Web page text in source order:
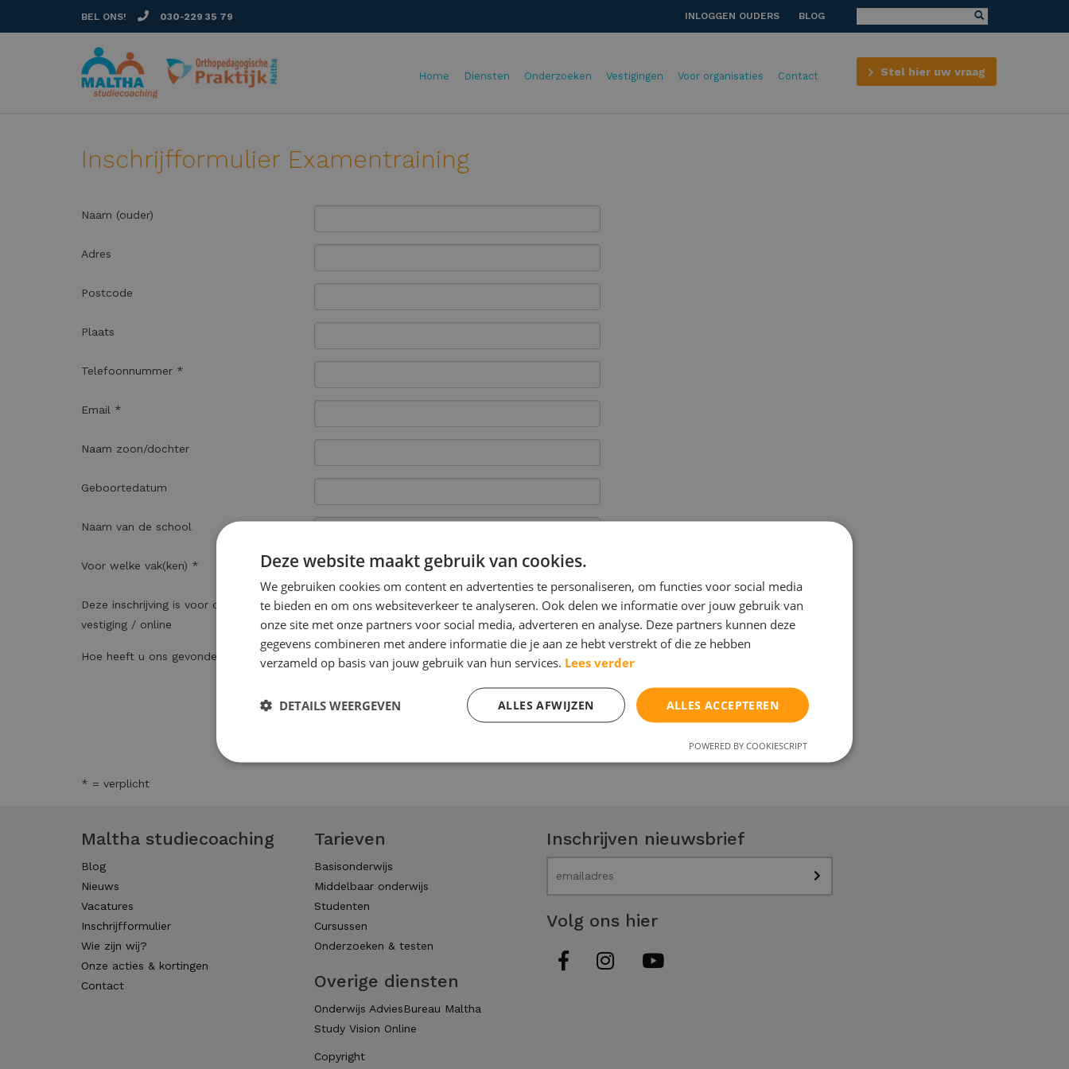
BEL ONS! 030-229 35 79 INLOGGEN OUDERS BLOG
Home Diensten Onderzoeken Vestigingen Voor organisaties Contact Stel hier uw vraag
Inschrijfformulier Examentraining
Naam (ouder)
Adres
Postcode
Plaats
Telefoonnummer *
Email *
Naam zoon/dochter
Geboortedatum
Naam van de school
Voor welke vak(ken) *
Deze inschrijving is voor de volgende
vestiging / online
Hoe heeft u ons gevonden? *
* = verplicht
Maltha studiecoaching
Blog
Nieuws
Vacatures
Inschrijfformulier
Wie zijn wij?
Onze acties & kortingen
Contact
Tarieven
Basisonderwijs
Middelbaar onderwijs
Studenten
Cursussen
Onderzoeken & testen
Overige diensten
Onderwijs AdviesBureau Maltha
Study Vision Online
Copyright
Inschrijven nieuwsbrief
Volg ons hier
Deze website maakt gebruik van cookies.
We gebruiken cookies om content en advertenties te personaliseren, om functies voor social media
te bieden en om ons websiteverkeer te analyseren. Ook delen we informatie over jouw gebruik van
onze site met onze partners voor social media, adverteren en analyse. Deze partners kunnen deze
gegevens combineren met andere informatie die je aan ze hebt verstrekt of die ze hebben
verzameld op basis van jouw gebruik van hun services. Lees verder
ALLES ACCEPTEREN
ALLES AFWIJZEN
DETAILS WEERGEVEN
POWERED BY COOKIESCRIPT